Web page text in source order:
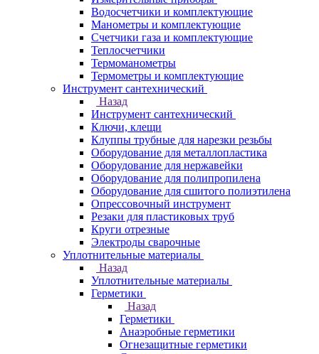
Водосчетчики и комплектующие
Манометры и комплектующие
Счетчики газа и комплектующие
Теплосчетчики
Термоманометры
Термометры и комплектующие
Инструмент сантехнический
Назад
Инструмент сантехнический
Ключи, клещи
Клуппы трубные для нарезки резьбы
Оборудование для металлопластика
Оборудование для нержавейки
Оборудование для полипропилена
Оборудование для сшитого полиэтилена
Опрессовочный инструмент
Резаки для пластиковых труб
Круги отрезные
Электроды сварочные
Уплотнительные материалы
Назад
Уплотнительные материалы
Герметики
Назад
Герметики
Анаэробные герметики
Огнезащитные герметики